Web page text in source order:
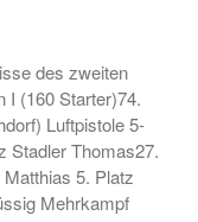
2026
2025
des zweiten
I (160 Starter)74.
Luftpistole 5-
Stadler Thomas27.
5. Platz
Mehrkampf